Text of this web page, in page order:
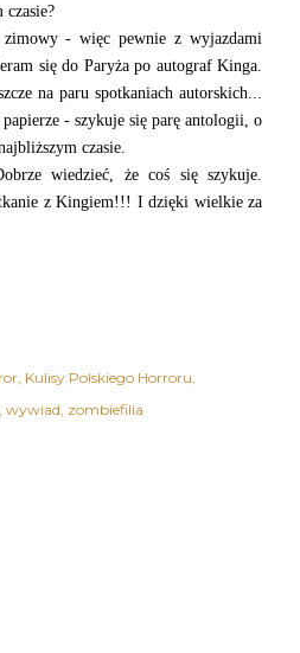
czasie?
zimowy - więc pewnie z wyjazdami
się do Paryża po autograf Kinga.
na paru spotkaniach autorskich...
- szykuje się parę antologii, o
czasie.
wiedzieć, że coś się szykuje.
z Kingiem!!! I dzięki wielkie za
Kulisy Polskiego Horroru
wywiad zombiefilia